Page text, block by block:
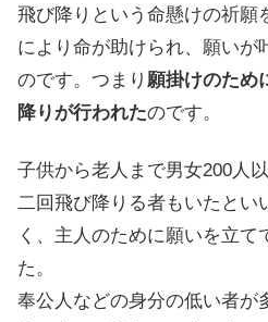
飛び降りという命懸けの祈願
により命が助けられ、願いが
のです。つまり 願掛けのため
降りが行われたのです。
子供から老人まで男女200人
二回飛び降りる者もいたとい
く、主人のために願いを立て
た。
奉公人などの身分の低い者が